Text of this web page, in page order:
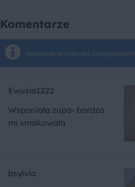
Komentarze
Komentarze tylko dla zalogowanych
Ewusia1222
Wspaniała zupa- bardzo
mi smakowała
bsylvia